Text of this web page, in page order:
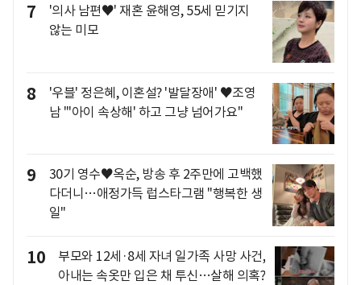
7
'의사 남편♥' 재혼 윤해영, 55세 믿기지
않는 미모
8
'우블' 정은혜, 이혼설? '발달장애' ♥조영
남 "'아이 속상해' 하고 그냥 넘어가요"
9
30기 영수♥옥순, 방송 후 2주만에 고백했
다더니…애정가득 럽스타그램 "행복한 생
일"
10
부모와 12세·8세 자녀 일가족 사망 사건,
아내는 속옷만 입은 채 투신…살해 의혹?